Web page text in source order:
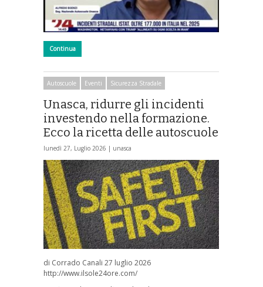
Continua
Autoscuole Eventi Sicurezza Stradale
Unasca, ridurre gli incidenti
investendo nella formazione.
Ecco la ricetta delle autoscuole
lunedì 27, Luglio 2026 | unasca
di Corrado Canali 27 luglio 2026
http://www.ilsole24ore.com/